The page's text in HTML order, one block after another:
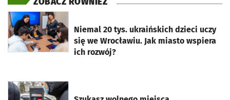
Niemal 20 tys. ukraińskich dzieci uczy
się we Wrocławiu. Jak miasto wspiera
ich rozwój?
otworzy się w nowej karcie
otworzy się w nowej karcie